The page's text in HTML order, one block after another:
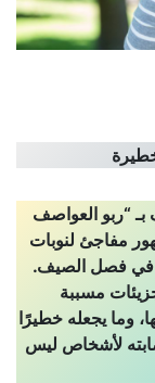
بـ “ربو العواصف
مفاجئ لنوبات
في فصل الصيف.
مسببة
وما يجعله خطيرًا
لأشخاص ليس